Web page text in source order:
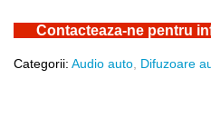
Contacteaza-ne pentru
Categorii: Audio auto Difuzoare